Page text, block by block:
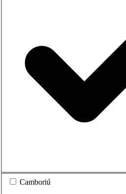
Camboriú